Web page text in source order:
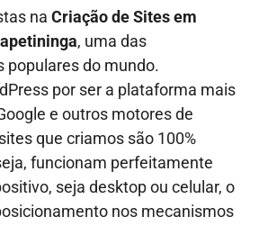
na Criação de Sites em
, uma das
populares do mundo.
por ser a plataforma mais
e outros motores de
que criamos são 100%
funcionam perfeitamente
seja desktop ou celular, o
nos mecanismos